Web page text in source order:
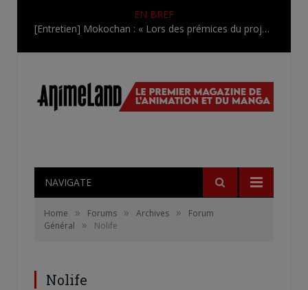
EN BREF
[Entretien] Mokochan : « Lors des prémices du projet, il était déjà demandé de suivre au mieux le manga originel.»
NAVIGATE
Home » Forums » Archives »
Forum
Général
» Nolife
Nolife